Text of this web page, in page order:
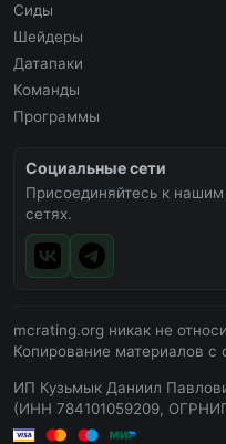
Сиды
Шейдеры
Датапаки
Команды
Программы
Социальные сети
Присоединяйтесь к
сетях.
mcrating.org никак не
Копирование материалов с
ИП Кузьмык Даниил
(ИНН 784101059209,